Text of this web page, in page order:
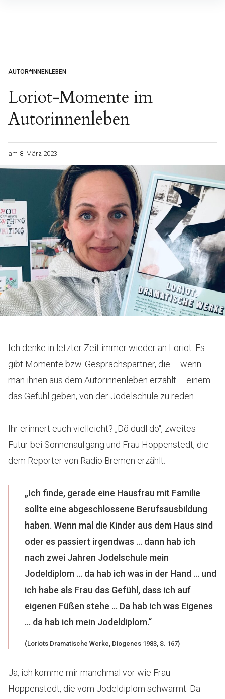
AUTOR*INNENLEBEN
Loriot-Momente im
Autorinnenleben
am 8. März 2023
Ich denke in letzter Zeit immer wieder an Loriot. Es
gibt Momente bzw. Gesprächspartner, die – wenn
man ihnen aus dem Autorinnenleben erzählt – einem
das Gefühl geben, von der Jodelschule zu reden.
Ihr erinnert euch vielleicht? „Dö dudl dö“, zweites
Futur bei Sonnenaufgang und Frau Hoppenstedt, die
dem Reporter von Radio Bremen erzählt:
„Ich finde, gerade eine Hausfrau mit Familie
sollte eine abgeschlossene Berufsausbildung
haben. Wenn mal die Kinder aus dem Haus sind
oder es passiert irgendwas … dann hab ich
nach zwei Jahren Jodelschule mein
Jodeldiplom … da hab ich was in der Hand … und
ich habe als Frau das Gefühl, dass ich auf
eigenen Füßen stehe … Da hab ich was Eigenes
… da hab ich mein Jodeldiplom.“
(Loriots Dramatische Werke , Diogenes 1983, S. 167)
Ja, ich komme mir manchmal vor wie Frau
Hoppenstedt, die vom Jodeldiplom schwärmt. Da